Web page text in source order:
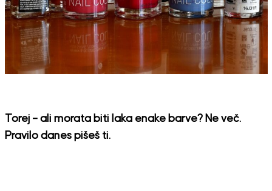
Torej – ali morata biti laka enake barve? Ne več.
Pravilo danes pišeš ti.